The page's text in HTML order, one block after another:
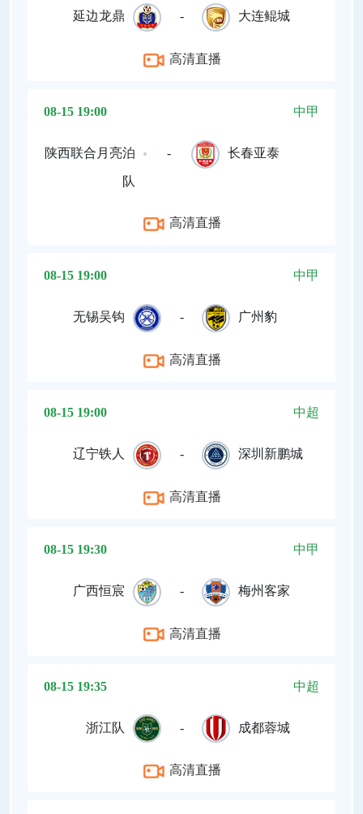
延边龙鼎 - 大连鲲城
高清直播
08-15 19:00 中甲
陕西联合月亮泊
队
- 长春亚泰
高清直播
08-15 19:00 中甲
无锡吴钩 - 广州豹
高清直播
08-15 19:00 中超
辽宁铁人 - 深圳新鹏城
高清直播
08-15 19:30 中甲
广西恒宸 - 梅州客家
高清直播
08-15 19:35 中超
浙江队 - 成都蓉城
高清直播